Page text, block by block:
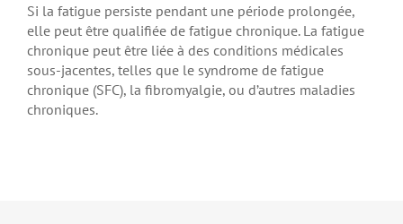
Si la fatigue persiste pendant une période prolongée,
elle peut être qualifiée de fatigue chronique. La fatigue
chronique peut être liée à des conditions médicales
sous-jacentes, telles que le syndrome de fatigue
chronique (SFC), la fibromyalgie, ou d’autres maladies
chroniques.